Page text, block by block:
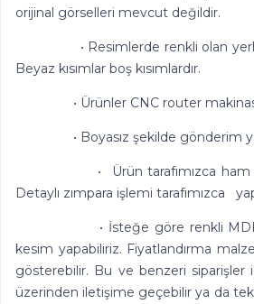
orijinal görselleri mevcut değildir.
• Resimlerde renkli olan yerler
Beyaz kısımlar boş kısımlardır.
• Ürünler CNC router makinası
• Boyasız şekilde gönderim
• Ürün tarafımızca ham
Detaylı zımpara işlemi tarafımızca
• İsteğe göre renkli
kesim yapabiliriz. Fiyatlandırma
gösterebilir. Bu ve benzeri siparişler
üzerinden iletişime geçebilir ya da